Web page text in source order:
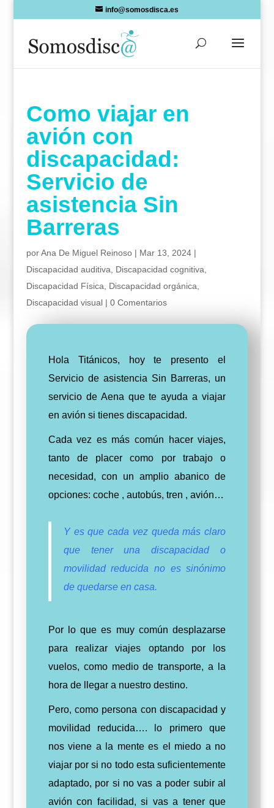
info@somosdisca.es
Como viajar en
avión con
discapacidad:
Servicio de
asistencia Sin
Barreras
porAna De Miguel Reinoso| Mar 13, 2024|
Discapacidad auditiva
Discapacidad cognitiva
Discapacidad Física
Discapacidad orgánica
Discapacidad visual| 0 Comentarios
Hola Titánicos, hoy te presento el
Servicio de asistencia Sin Barreras, un
servicio de Aena que te ayuda a viajar
en avión si tienes discapacidad.
Cada vez es más común hacer viajes,
tanto de placer como por trabajo o
necesidad, con un amplio abanico de
opciones: coche , autobús, tren , avión…
Y es que cada vez queda más claro
que tener una discapacidad o
movilidad reducida no es sinónimo
de quedarse en casa.
Por lo que es muy común desplazarse
para realizar viajes optando por los
vuelos, como medio de transporte, a la
hora de llegar a nuestro destino.
Pero, como persona con discapacidad y
movilidad reducida…. lo primero que
nos viene a la mente es el miedo a no
viajar por si no todo esta suficientemente
adaptado, por si no vas a poder subir al
avión con facilidad, si vas a tener que